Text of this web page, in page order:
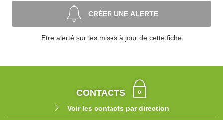
CRÉER UNE ALERTE
Etre alerté sur les mises à jour de cette fiche
CONTACTS
Voir les contacts par direction